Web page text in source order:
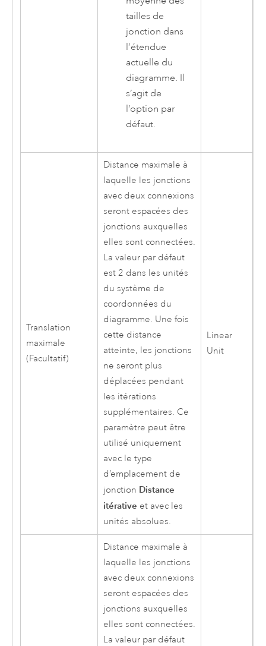
tailles de
jonction dans
l’étendue
actuelle du
diagramme. Il
s’agit de
l’option par
défaut.
Translation
maximale
(Facultatif)
Distance maximale à
laquelle les jonctions
avec deux connexions
seront espacées des
jonctions auxquelles
elles sont connectées.
La valeur par défaut
est 2 dans les unités
du système de
coordonnées du
diagramme. Une fois
cette distance
atteinte, les jonctions
ne seront plus
déplacées pendant
les itérations
supplémentaires. Ce
paramètre peut être
utilisé uniquement
avec le type
d’emplacement de
jonction Distance
itérative et avec les
unités absolues.
Linear
Unit
Distance maximale à
laquelle les jonctions
avec deux connexions
seront espacées des
jonctions auxquelles
elles sont connectées.
La valeur par défaut